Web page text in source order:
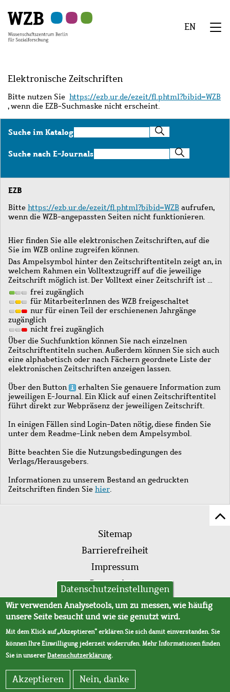
Hauptinhalt
springen
Navigation
springen
Suche
springen
Sekundärnavigation
springen
Fußzeile
springen
EN
Elektronische Zeitschriften
Bitte nutzen Sie https://ezb.ur.de/ezeit/fl.phtml?bibid=WZB
, wenn die EZB-Suchmaske nicht erscheint.
Suche im KatalogSuche
im
Katalog
Suche nach E-JournalsSuche
nach
Journals
EZB
Bitte https://ezb.ur.de/ezeit/fl.phtml?bibid=WZB aufrufen,
wenn die WZB-angepassten Seiten nicht funktionieren.
Hier finden Sie alle elektronischen Zeitschriften, auf die
Sie im WZB online zugreifen können.
Das Ampelsymbol hinter den Zeitschriftentiteln zeigt an, in
welchem Rahmen ein Volltextzugriff auf die jeweilige
Zeitschrift möglich ist. Der Volltext einer Zeitschrift ist …
frei zugänglich
für MitarbeiterInnen des WZB freigeschaltet
nur für einen Teil der erschienenen Jahrgänge
zugänglich
nicht frei zugänglich
Über die Suchfunktion können Sie nach einzelnen
Zeitschriftentiteln suchen. Außerdem können Sie sich auch
eine alphabetisch oder nach Fächern geordnete Liste der
elektronischen Zeitschriften anzeigen lassen.
Über den Button
erhalten Sie genauere Information zum
jeweiligen E-Journal. Ein Klick auf einen Zeitschriftentitel
führt direkt zur Webpräsenz der jeweiligen Zeitschrift.
In einigen Fällen sind Login-Daten nötig, diese finden Sie
unter dem Readme-Link neben dem Ampelsymbol.
Bitte beachten Sie die Nutzungsbedingungen des
Verlags/Herausgebers.
Informationen zu unserem Bestand an gedruckten
Zeitschriften finden Sie hier.
Fußleistenmenü
Sitemap
Barrierefreiheit
Impressum
Datenschutz
AVB
Datenschutzeinstellungen
Wir verwenden Analysetools, um zu messen, wie häufig
unsere Seite besucht und wie sie genutzt wird.
Mit dem Klick auf „Akzeptieren“ erklären Sie sich damit einverstanden. Sie
können Ihre Einwilligung jederzeit widerrufen. Mehr Informationen finden
Sie in unsererDatenschutzerklärung.
Akzeptieren Nein, danke